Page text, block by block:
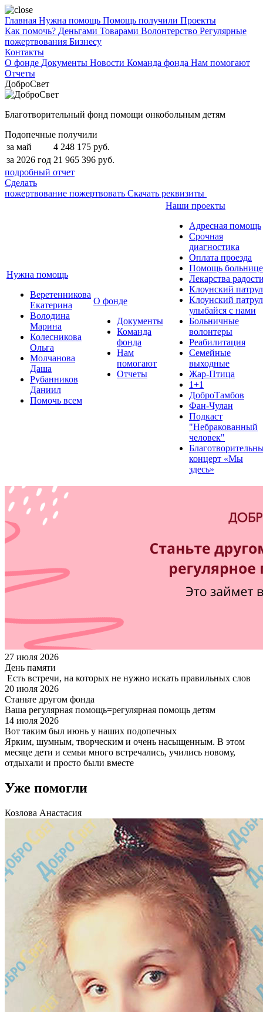
Главная Нужна помощь Помощь получили Проекты
Как помочь? Деньгами Товарами Волонтерство Регулярные
пожертвования Бизнесу
Контакты
О фонде Документы Новости Команда фонда Нам помогают
Отчеты
ДоброСвет
Благотворительный фонд помощи онкобольным детям
Подопечные получили
за май
4 248 175 руб.
за 2026 год 21 965 396 руб.
подробный отчет
Сделать
пожертвование пожертвовать Скачать реквизиты
Нужна помощь
Веретенникова
Екатерина
Володина
Марина
Колесникова
Ольга
Молчанова
Даша
Рубанников
Даниил
Помочь всем
О фонде
Документы
Команда
фонда
Нам
помогают
Отчеты
Наши проекты
Адресная помощь
Срочная
диагностика
Оплата проезда
Помощь больнице
Лекарства
Клоунский
Клоунский
улыбайся с нами
Больничные
волонтеры
Реабилитация
Семейные
выходные
Жар-Птица
1+1
ДоброТамбов
Фан-Чулан
Подкаст
"Небракованный
человек"
концерт «Мы
здесь»
27 июля 2026
День памяти
Есть встречи, на которых не нужно искать правильных слов
20 июля 2026
Станьте другом фонда
Ваша регулярная помощь=регулярная помощь детям
14 июля 2026
Вот таким был июнь у наших подопечных
Ярким, шумным, творческим и очень насыщенным. В этом
месяце дети и семьи много встречались, учились новому,
отдыхали и просто были вместе
Уже помогли
Козлова Анастасия